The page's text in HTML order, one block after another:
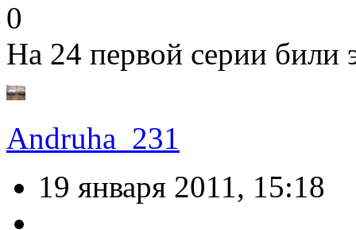
0
На 24 первой серии били
Andruha_231
19 января 2011, 15:18